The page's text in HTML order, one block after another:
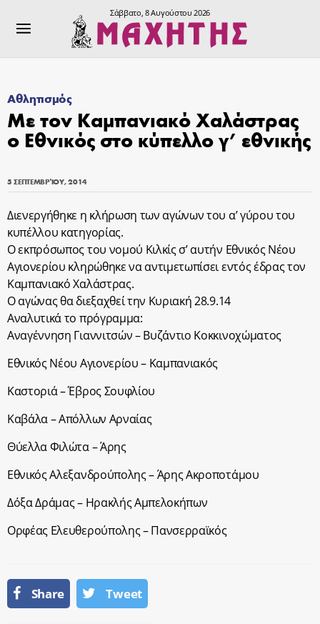
Σάββατο, 8 Αυγούστου 2026
Αθλητισμός
Με τον Καμπανιακό Χαλάστρας
ο Εθνικός στο κύπελλο γ’ εθνικής
5 ΣΕΠΤΕΜΒΡΊΟΥ, 2014
Διενεργήθηκε η κλήρωση των αγώνων του α’ γύρου του
κυπέλλου κατηγορίας.
Ο εκπρόσωπος του νομού Κιλκίς σ’ αυτήν Εθνικός Νέου
Αγιονερίου κληρώθηκε να αντιμετωπίσει εντός έδρας τον
Καμπανιακό Χαλάστρας.
Ο αγώνας θα διεξαχθεί την Κυριακή 28.9.14
Αναλυτικά το πρόγραμμα:
Αναγέννηση Γιαννιτσών – Βυζάντιο Κοκκινοχώματος
Εθνικός Νέου Αγιονερίου – Καμπανιακός
Καστοριά – Έβρος Σουφλίου
Καβάλα – Απόλλων Αρναίας
Θύελλα Φιλώτα – Άρης
Εθνικός Αλεξανδρούπολης – Άρης Ακροποτάμου
Δόξα Δράμας – Ηρακλής Αμπελοκήπων
Ορφέας Ελευθερούπολης – Πανσερραϊκός
Share Tweet